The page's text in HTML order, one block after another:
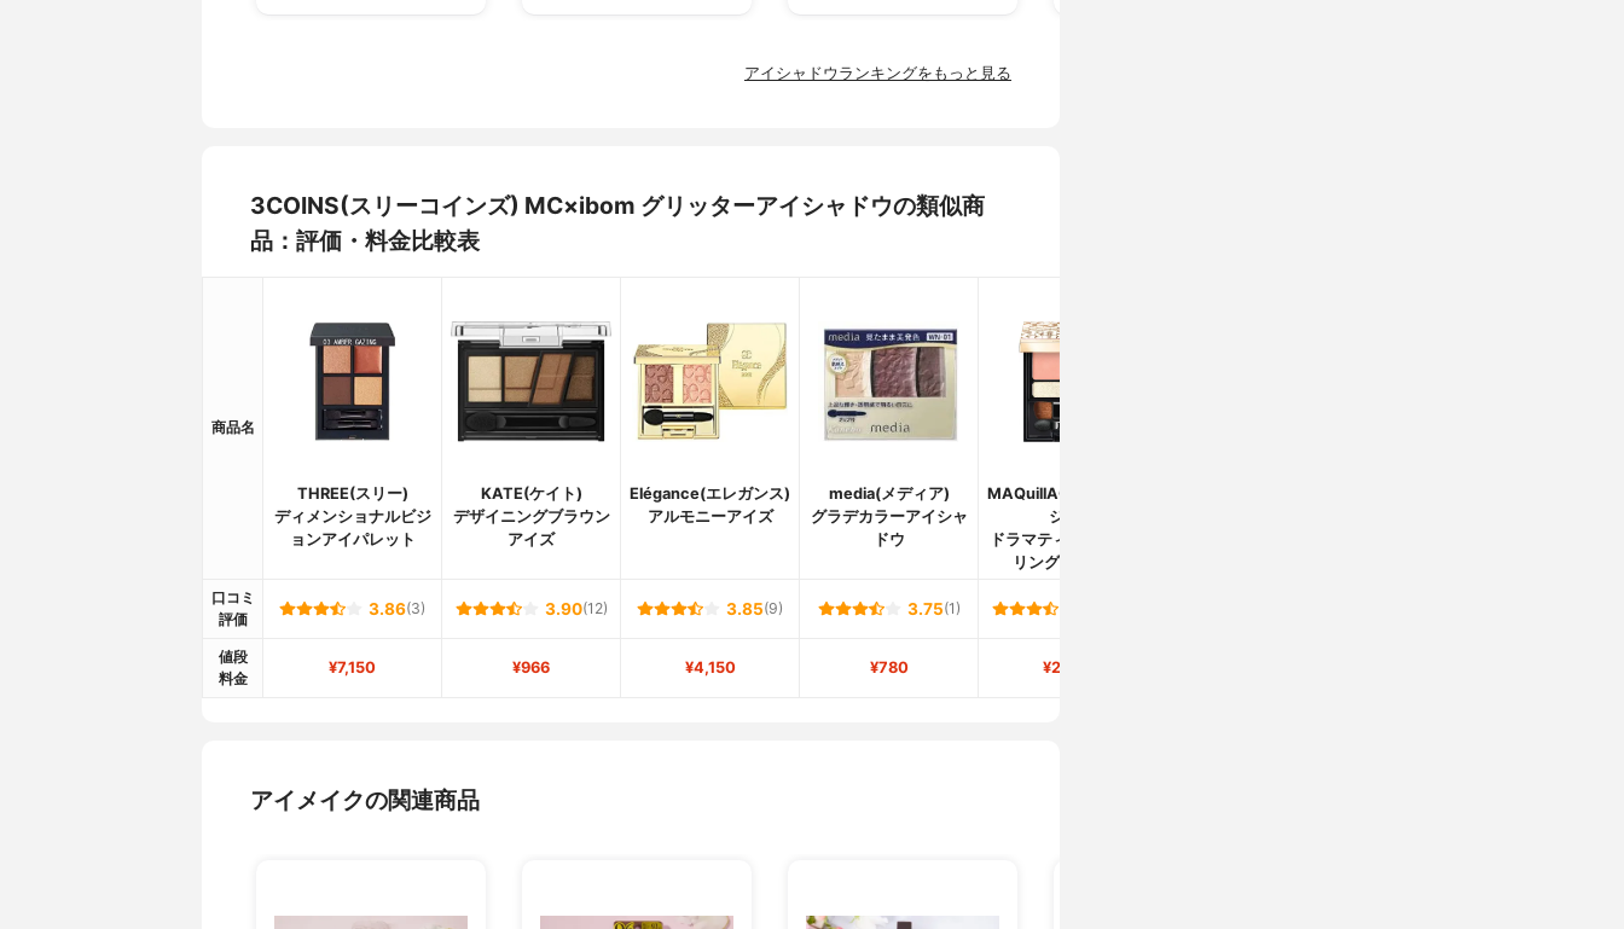
アイシャドウランキングをもっと見る
3COINS(スリーコインズ) MC×ibom グリッターアイシャドウの類似商
品：評価・料金比較表
商品名
THREE(スリー)
ディメンショナルビジ
ョンアイパレット
KATE(ケイト)
デザイニングブラウン
アイズ
Elégance(エレガンス)
アルモニーアイズ
media(メディア)
グラデカラーアイシャ
ドウ
MAQuillAGE(マキアー
ジュ)
ドラマティックスタイ
リングアイズＳ
口コミ
評価
3.86(3) 3.90(12) 3.85(9) 3.75(1)
値段
料金
¥7,150 ¥966 ¥4,150 ¥780 ¥2,319
アイメイクの関連商品